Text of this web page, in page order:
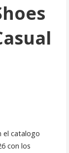
el catalogo
con los